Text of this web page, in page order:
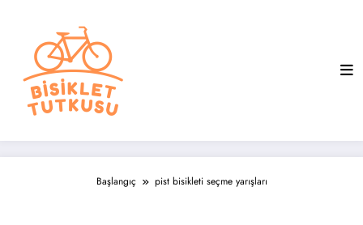
Başlangıç pist bisikleti seçme yarışları